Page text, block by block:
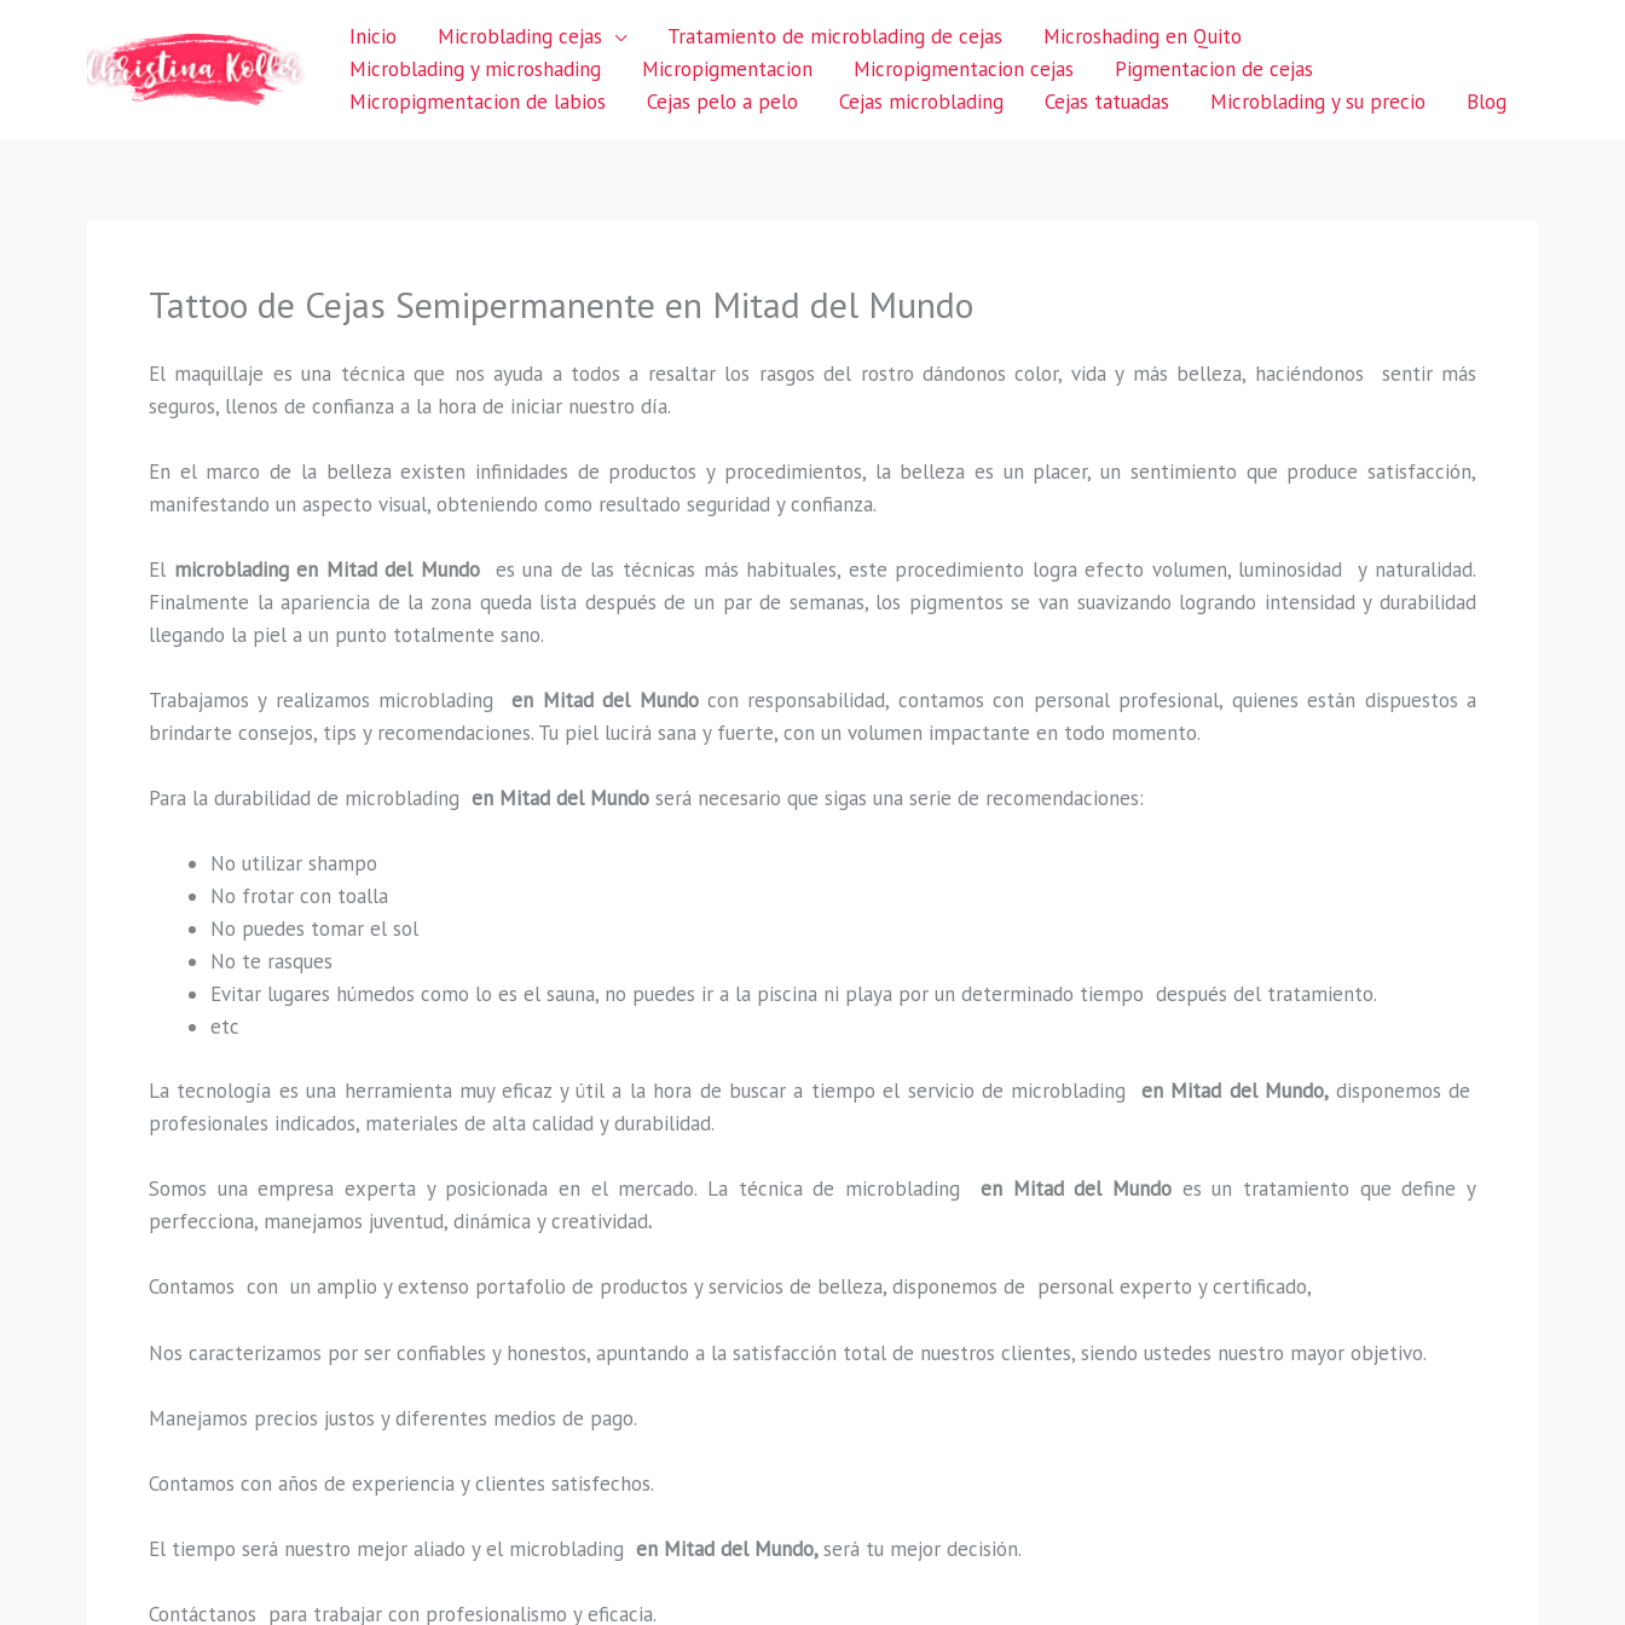
Inicio Microblading cejas Tratamiento de microblading de cejas
Microshading en Quito
Microblading y microshading
Micropigmentacion Micropigmentacion cejas
Pigmentacion de cejas
Micropigmentacion de labios
Cejas pelo a pelo Cejas microblading Cejas tatuadas Microblading y su precio Blog
Tattoo de Cejas Semipermanente en Mitad del Mundo
El maquillaje es una técnica que nos ayuda a todos a resaltar los rasgos del rostro dándonos color, vida y más belleza, haciéndonos sentir más
seguros, llenos de confianza a la hora de iniciar nuestro día.
En el marco de la belleza existen infinidades de productos y procedimientos, la belleza es un placer, un sentimiento que produce satisfacción,
manifestando un aspecto visual, obteniendo como resultado seguridad y confianza.
El microblading en Mitad del Mundo es una de las técnicas más habituales, este procedimiento logra efecto volumen, luminosidad y naturalidad.
Finalmente la apariencia de la zona queda lista después de un par de semanas, los pigmentos se van suavizando logrando intensidad y durabilidad
llegando la piel a un punto totalmente sano.
Trabajamos y realizamos microblading en Mitad del Mundocon responsabilidad, contamos con personal profesional, quienes están dispuestos a
brindarte consejos, tips y recomendaciones. Tu piel lucirá sana y fuerte, con un volumen impactante en todo momento.
Para la durabilidad de microblading en Mitad del Mundo será necesario que sigas una serie de recomendaciones:
No utilizar shampo
No frotar con toalla
No puedes tomar el sol
No te rasques
Evitar lugares húmedos como lo es el sauna, no puedes ir a la piscina ni playa por un determinado tiempo después del tratamiento.
etc
La tecnología es una herramienta muy eficaz y útil a la hora de buscar a tiempo el servicio de microblading en Mitad del Mundo, disponemos de
profesionales indicados, materiales de alta calidad y durabilidad.
Somos una empresa experta y posicionada en el mercado. La técnica de microblading en Mitad del Mundo es un tratamiento que define y
perfecciona, manejamos juventud, dinámica y creatividad.
Contamos con un amplio y extenso portafolio de productos y servicios de belleza, disponemos de personal experto y certificado,
Nos caracterizamos por ser confiables y honestos, apuntando a la satisfacción total de nuestros clientes, siendo ustedes nuestro mayor objetivo.
Manejamos precios justos y diferentes medios de pago.
Contamos con años de experiencia y clientes satisfechos.
El tiempo será nuestro mejor aliado y el microblading en Mitad del Mundo,será tu mejor decisión.
Contáctanos para trabajar con profesionalismo y eficacia.